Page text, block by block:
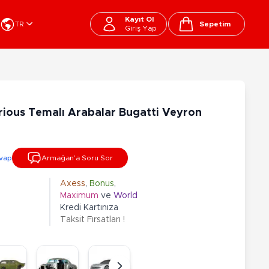
Bloklar
Hava - Spor - Deniz
Beslenme Çantası
Okul Araç Gereçleri
Matara
Fonksiyonel Peluşlar
Lisanslı Peluşlar
10-12 Yaş
TR
Kayıt Ol
Giriş Yap
Cart
Sepetim
Temalı Arabalar Bugatti Veyron
Armağan’a Soru Sor
Axess, Bonus,
Maximum ve World
Kredi Kartınıza
Taksit Fırsatları !